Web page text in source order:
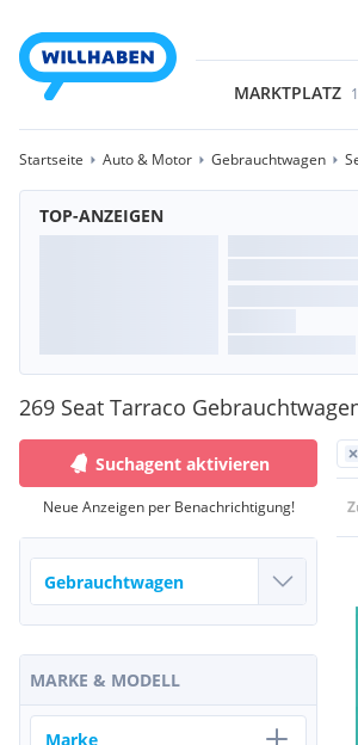
MARKTPLATZ
Startseite Auto & Motor Gebrauchtwagen
TOP-ANZEIGEN
269 Seat Tarraco
Suchagent aktivieren
Neue Anzeigen per Benachrichtigung!
MARKE & MODELL
Marke